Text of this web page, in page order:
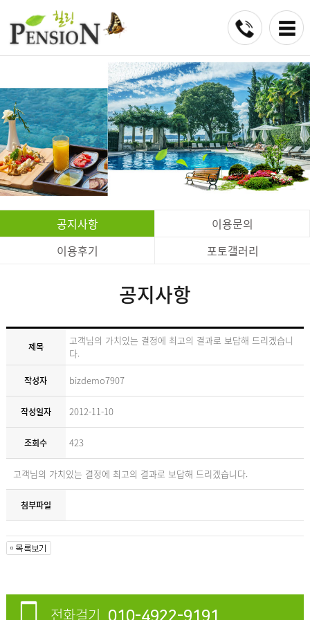
공지사항
이용문의
이용후기
포토갤러리
공지사항
제목
고객님의 가치있는 결정에 최고의 결과로 보답해 드리겠습니
다.
작성자 bizdemo7907
작성일자 2012-11-10
조회수 423
고객님의 가치있는 결정에 최고의 결과로 보답해 드리겠습니다.
첨부파일
전화걸기 010-4922-9191